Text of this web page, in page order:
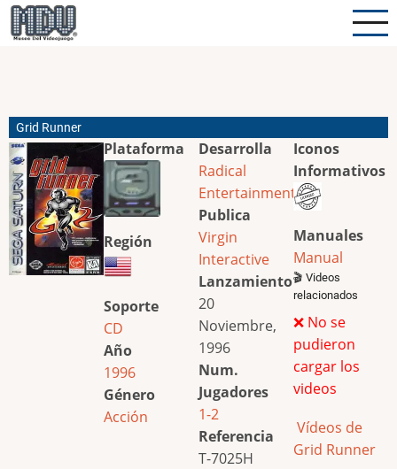
Pasar
al
Grid Runner
Plataforma
Región
Soporte
CD
Año
1996
Género
Acción
Desarrolla
Radical
Entertainment
Publica
Virgin
Interactive
Lanzamiento
20
Noviembre,
1996
Num.
Jugadores
1-2
Referencia
T-7025H
Iconos
Informativos
Manuales
Manual
🎬 Videos
relacionados
❌ No se
pudieron
cargar los
videos
Vídeos de
Grid Runner